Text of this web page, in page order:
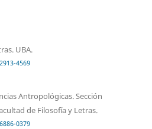
UBA.
4569
Antropológicas. Sección
de Filosofía y Letras.
0379